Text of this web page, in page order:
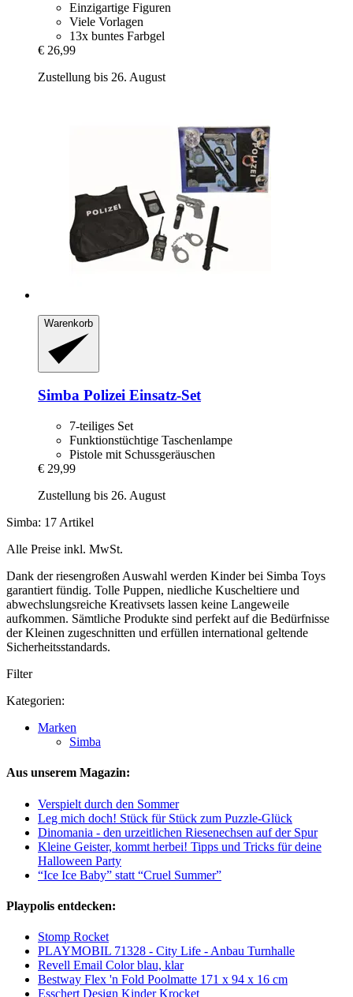
Einzigartige Figuren
Viele Vorlagen
13x buntes Farbgel
€ 26,99
Zustellung bis 26. August
Warenkorb
Simba Polizei Einsatz-​Set
7-teiliges Set
Funktionstüchtige Taschenlampe
Pistole mit Schussgeräuschen
€ 29,99
Zustellung bis 26. August
Simba: 17 Artikel
Alle Preise inkl. MwSt.
Dank der riesengroßen Auswahl werden Kinder bei Simba Toys
garantiert fündig. Tolle Puppen, niedliche Kuscheltiere und
abwechslungsreiche Kreativsets lassen keine Langeweile
aufkommen. Sämtliche Produkte sind perfekt auf die Bedürfnisse
der Kleinen zugeschnitten und erfüllen international geltende
Sicherheitsstandards.
Filter
Kategorien:
Marken
Simba
Aus unserem Magazin:
Verspielt durch den Sommer
Leg mich doch! Stück für Stück zum Puzzle-Glück
Dinomania - den urzeitlichen Riesenechsen auf der Spur
Kleine Geister, kommt herbei! Tipps und Tricks für deine
Halloween Party
“Ice Ice Baby” statt “Cruel Summer”
Playpolis entdecken:
Stomp Rocket
PLAYMOBIL 71328 - City Life - Anbau Turnhalle
Revell Email Color blau, klar
Bestway Flex 'n Fold Poolmatte 171 x 94 x 16 cm
Esschert Design Kinder Krocket